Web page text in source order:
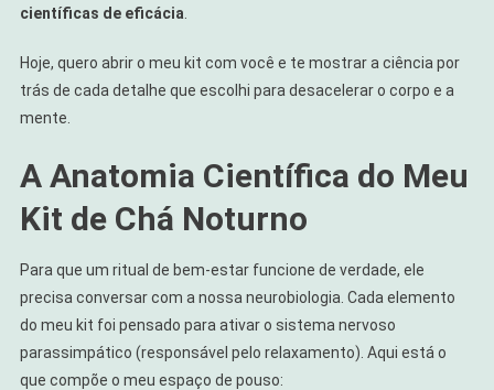
científicas de eficácia
Hoje, quero abrir o meu kit com você e te mostrar a ciência por
trás de cada detalhe que escolhi para desacelerar o corpo e a
mente.
A Anatomia Científica do Meu
Kit de Chá Noturno
Para que um ritual de bem-estar funcione de verdade, ele
precisa conversar com a nossa neurobiologia. Cada elemento
do meu kit foi pensado para ativar o sistema nervoso
parassimpático (responsável pelo relaxamento). Aqui está o
que compõe o meu espaço de pouso: